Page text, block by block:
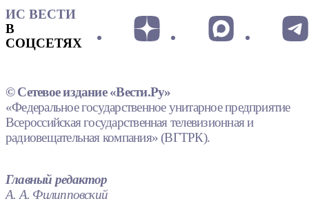
ИС ВЕСТИ
В
СОЦСЕТЯХ
© Сетевое издание «Вести.Ру»
«Федеральное государственное унитарное предприятие
Всероссийская государственная телевизионная и
радиовещательная компания» (ВГТРК).
Главный редактор
А. А. Филипповский